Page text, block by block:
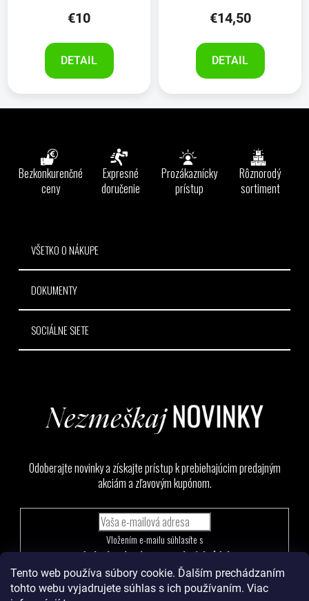
Tento web používa súbory cookie. Ďalším prechádzaním
tohto webu vyjadrujete súhlas s ich používaním. Viac
€10
DETAIL
€14,50
DETAIL
Bezkonkurenčné
ceny
Expresné
doručenie
Prozákaznícky
prístup
Rôznorodý
sortiment
VŠETKO O NÁKUPE
DOKUMENTY
SOCIÁLNE SIETE
Odoberajte novinky a získajte prístup k prebiehajúcim predajným
akciám a zľavovým kupónom.
podmienkami ochrany osobných údajov
PRIHLÁSIŤ